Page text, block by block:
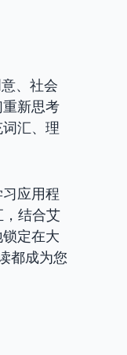
、社会
新思考
汇、理
应用程
，结合艾
定在大
都成为您